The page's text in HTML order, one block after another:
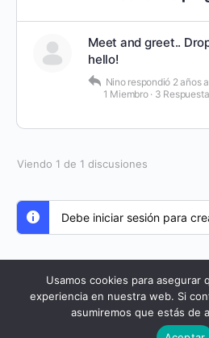
Meet and greet..
hello!
Nino respondió 2 años
1 Miembro · 3
Viendo 1 de 1 discusiones
Debe iniciar sesión para
© 2026 - Cursos
Usamos cookies para asegurar
experiencia en nuestra web. Si
asumiremos que estás de